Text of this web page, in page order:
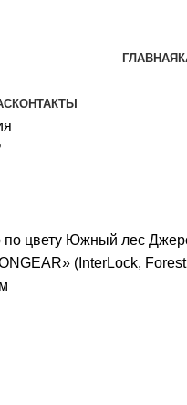
ГЛАВНАЯ
КОНТАКТЫ
цвету Южный лес
(InterLock,